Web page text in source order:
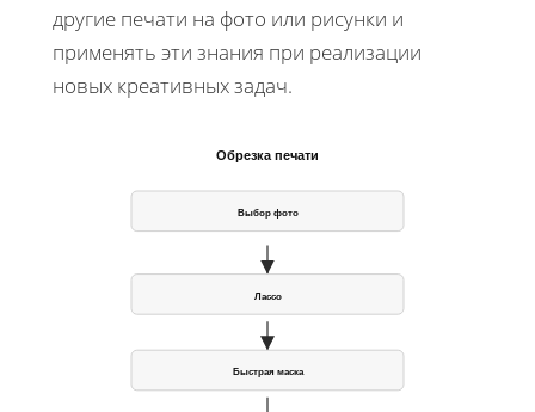
другие печати на фото или рисунки и
применять эти знания при реализации
новых креативных задач.
Обрезка печати
Выбор фото
Лассо
Быстрая маска